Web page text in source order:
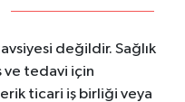
değildir. Sağlık
ve tedavi için
ticari iş birliği veya